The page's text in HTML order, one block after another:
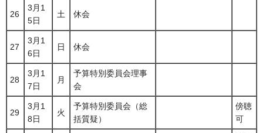
26
3月1
5日
土 休会
27
3月1
6日
日 休会
28
3月1
7日
月
予算特別委員会理事
会
29
3月1
8日
火
予算特別委員会（総
括質疑）
傍聴
可